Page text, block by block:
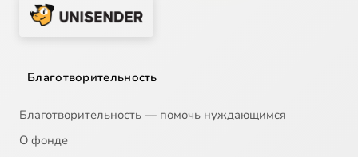
Благотворительность
Благотворительность — помочь нуждающимся
О фонде